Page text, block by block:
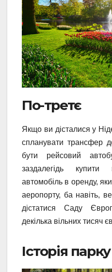
По-третє
Якщо ви дісталися у
спланувати трансфер
бути рейсовий
заздалегідь
автомобіль в оренду,
аеропорту, ба навіть,
дістатися Саду
декілька вільних тисяч
Історія парку